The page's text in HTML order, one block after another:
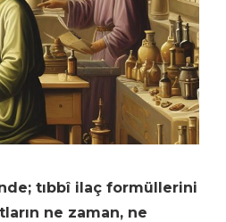
tıbbî ilaç formüllerini
ne zaman, ne